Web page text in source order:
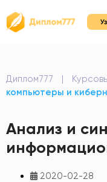
Диплом777 |
компьютеры и
Анализ и
2020-02-28